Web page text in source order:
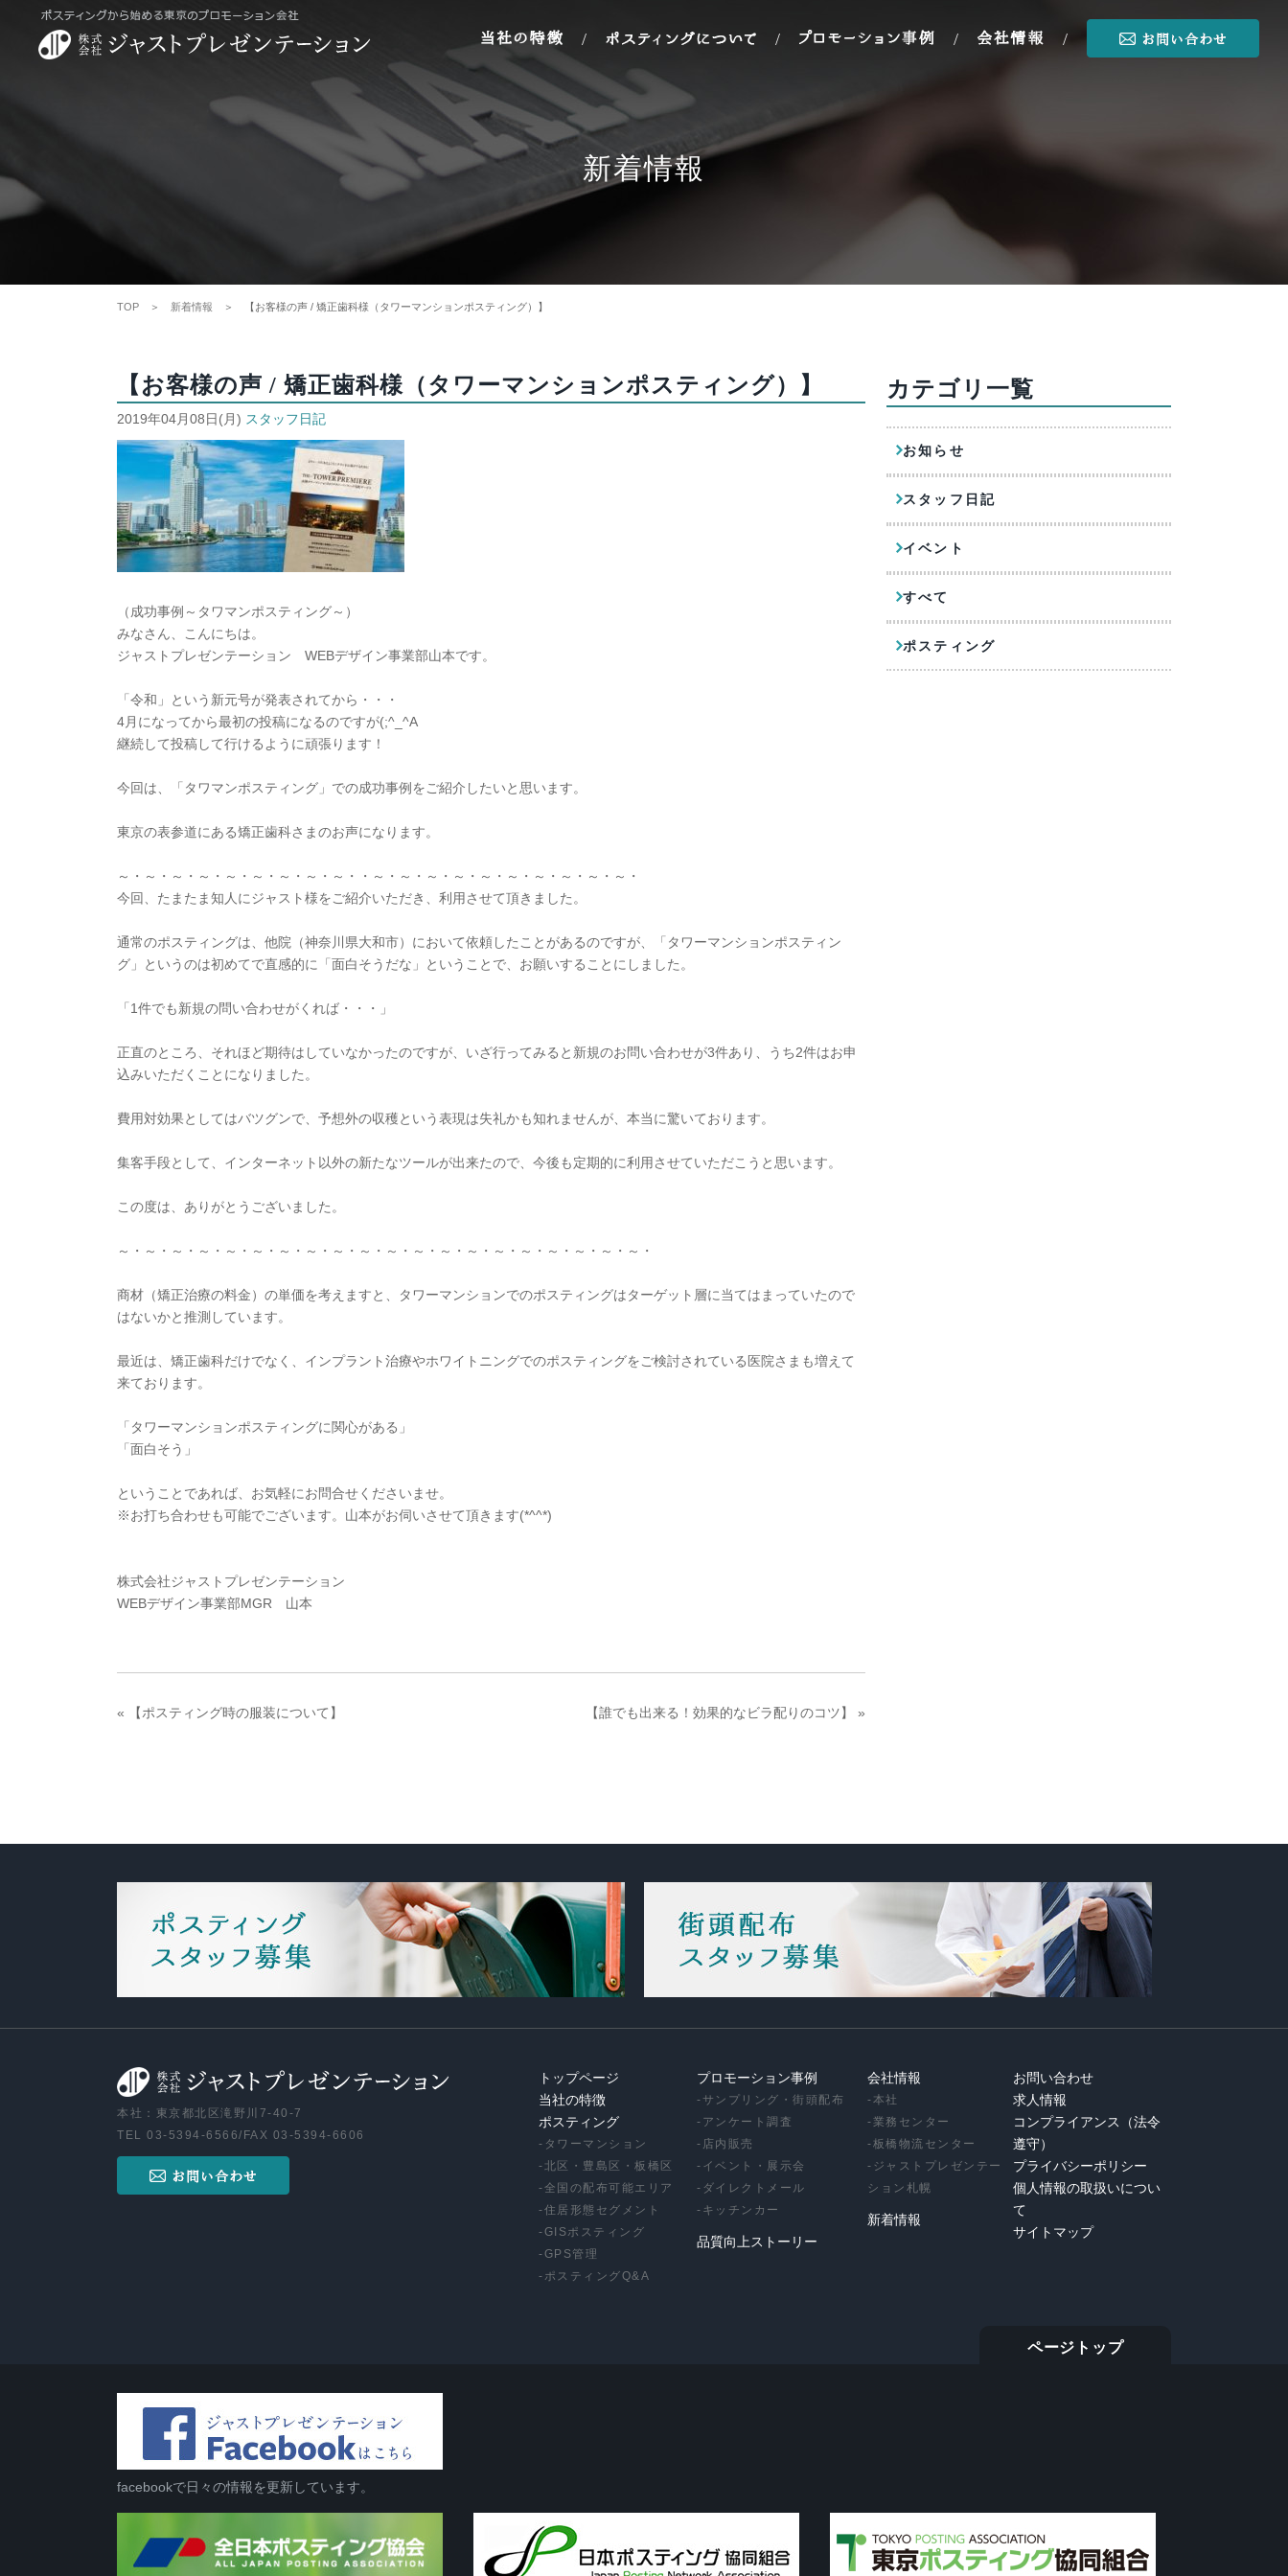
/ / / /
新着情報
TOP ＞ 新着情報 ＞ 【お客様の声 / 矯正歯科様（タワーマンションポスティング）】
【お客様の声 / 矯正歯科様（タワーマンションポスティング）】
2019年04月08日(月) スタッフ日記
（成功事例～タワマンポスティング～）
みなさん、こんにちは。
ジャストプレゼンテーション WEBデザイン事業部山本です。
「令和」という新元号が発表されてから・・・
4月になってから最初の投稿になるのですが(;^_^A
継続して投稿して行けるように頑張ります！
今回は、「タワマンポスティング」での成功事例をご紹介したいと思います。
東京の表参道にある矯正歯科さまのお声になります。
～・～・～・～・～・～・～・～・～・・～・～・～・～・～・～・～・～・～・～・
今回、たまたま知人にジャスト様をご紹介いただき、利用させて頂きました。
通常のポスティングは、他院（神奈川県大和市）において依頼したことがあるのですが、「タワーマンションポスティン
グ」というのは初めてで直感的に「面白そうだな」ということで、お願いすることにしました。
「1件でも新規の問い合わせがくれば・・・」
正直のところ、それほど期待はしていなかったのですが、いざ行ってみると新規のお問い合わせが3件あり、うち2件はお申
込みいただくことになりました。
費用対効果としてはバツグンで、予想外の収穫という表現は失礼かも知れませんが、本当に驚いております。
集客手段として、インターネット以外の新たなツールが出来たので、今後も定期的に利用させていただこうと思います。
この度は、ありがとうございました。
～・～・～・～・～・～・～・～・～・～・～・～・～・～・～・～・～・～・～・～・
商材（矯正治療の料金）の単価を考えますと、タワーマンションでのポスティングはターゲット層に当てはまっていたので
はないかと推測しています。
最近は、矯正歯科だけでなく、インプラント治療やホワイトニングでのポスティングをご検討されている医院さまも増えて
来ております。
「タワーマンションポスティングに関心がある」
「面白そう」
ということであれば、お気軽にお問合せくださいませ。
※お打ち合わせも可能でございます。山本がお伺いさせて頂きます(*^^*)
株式会社ジャストプレゼンテーション
WEBデザイン事業部MGR 山本
« 【ポスティング時の服装について】 【誰でも出来る！効果的なビラ配りのコツ】 »
カテゴリ一覧
お知らせ
スタッフ日記
イベント
すべて
ポスティング
本社：東京都北区滝野川7-40-7
TEL 03-5394-6566/FAX 03-5394-6606
トップページ
当社の特徴
ポスティング
- タワーマンション
-北区・豊島区・板橋区
-全国の配布可能エリア
-住居形態セグメント
-GISポスティング
-GPS管理
- ポスティングQ&A
プロモーション事例
-サンプリング・街頭配布
- アンケート調査
- 店内販売
- イベント・展示会
- ダイレクトメール
- キッチンカー
品質向上ストーリー
会社情報
-本社
-業務センター
-板橋物流センター
- ジャストプレゼンテー
ション札幌
新着情報
お問い合わせ
求人情報
コンプライアンス（法令
遵守）
プライバシーポリシー
個人情報の取扱いについ
て
サイトマップ
ページトップ
facebookで日々の情報を更新しています。